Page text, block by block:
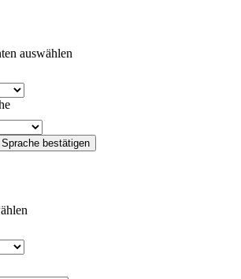
auswählen
bestätigen